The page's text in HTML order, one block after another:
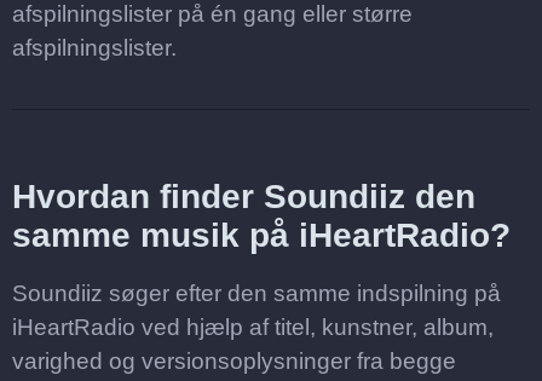
afspilningslister på én gang eller større
afspilningslister.
Hvordan finder Soundiiz den
samme musik på iHeartRadio?
Soundiiz søger efter den samme indspilning på
iHeartRadio ved hjælp af titel, kunstner, album,
varighed og versionsoplysninger fra begge